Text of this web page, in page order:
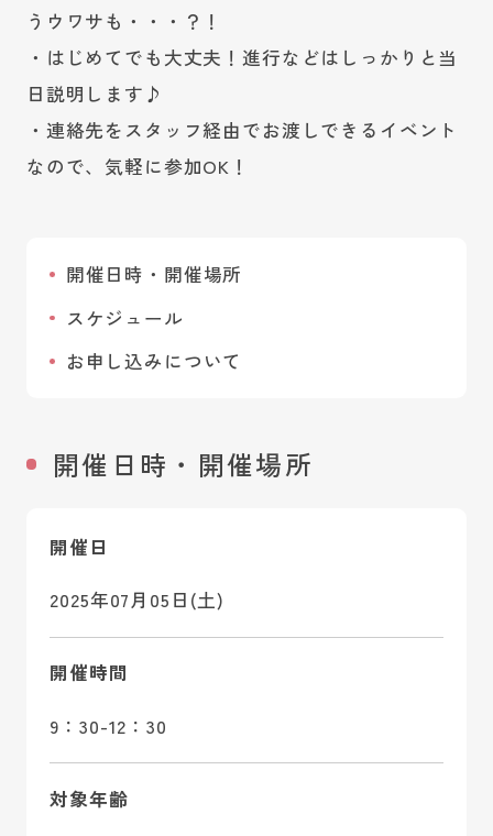
うウワサも・・・？！
・はじめてでも大丈夫！進行などはしっかりと当
日説明します♪
・連絡先をスタッフ経由でお渡しできるイベント
なので、気軽に参加OK！
開催日時・開催場所
スケジュール
お申し込みについて
開催日時・開催場所
開催日
2025年07月05日(土)
開催時間
9：30-12：30
対象年齢